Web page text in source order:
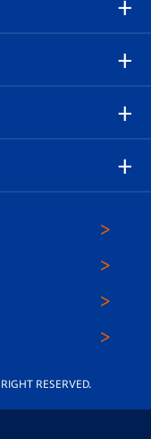
RESERVED.